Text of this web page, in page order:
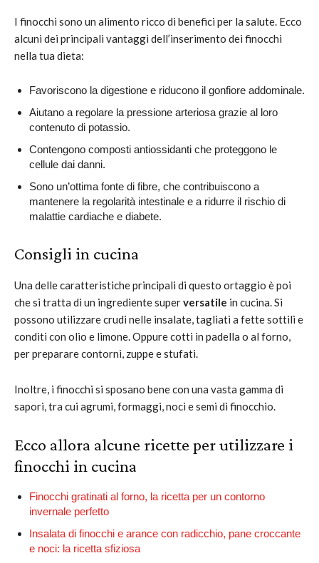
I finocchi sono un alimento ricco di benefici per la salute. Ecco
alcuni dei principali vantaggi dell’inserimento dei finocchi
nella tua dieta:
Favoriscono la digestione e riducono il gonfiore addominale.
Aiutano a regolare la pressione arteriosa grazie al loro
contenuto di potassio.
Contengono composti antiossidanti che proteggono le
cellule dai danni.
Sono un’ottima fonte di fibre, che contribuiscono a
mantenere la regolarità intestinale e a ridurre il rischio di
malattie cardiache e diabete.
Consigli in cucina
Una delle caratteristiche principali di questo ortaggio è poi
che si tratta di un ingrediente superversatile in cucina. Si
possono utilizzare crudi nelle insalate, tagliati a fette sottili e
conditi con olio e limone. Oppure cotti in padella o al forno,
per preparare contorni, zuppe e stufati.
Inoltre, i finocchi si sposano bene con una vasta gamma di
sapori, tra cui agrumi, formaggi, noci e semi di finocchio.
Ecco allora alcune ricette per utilizzare i
finocchi in cucina
Finocchi gratinati al forno, la ricetta per un contorno
invernale perfetto
Insalata di finocchi e arance con radicchio, pane croccante
e noci: la ricetta sfiziosa